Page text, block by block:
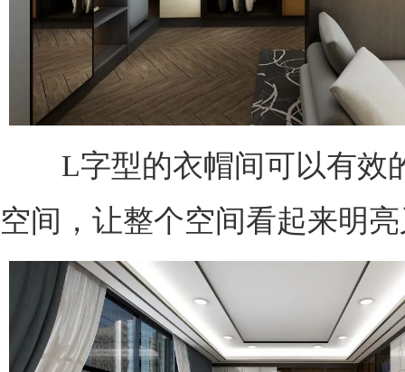
L字型的衣帽间可以有效
空间，让整个空间看起来明